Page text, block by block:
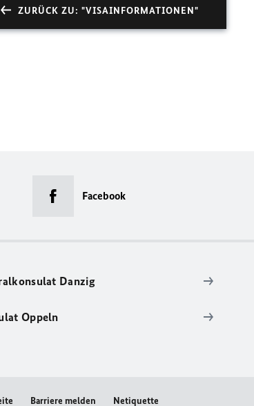
ZURÜCK ZU: "VISAINFORMATIONEN"
Facebook
Danzig
Oppeln
Barriere melden Netiquette